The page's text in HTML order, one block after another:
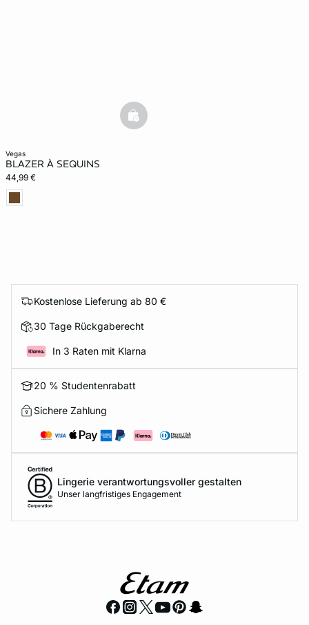
vegas
BLAZER À SEQUINS
44,99 €
basketfull
Kostenlose Lieferung ab 80 €
30 Tage Rückgaberecht
In 3 Raten mit Klarna
20 % Studentenrabatt
Sichere Zahlung
Lingerie verantwortungsvoller gestalten
Unser langfristiges Engagement